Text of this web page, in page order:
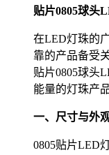
贴片0805球头
在LED灯珠的
靠的产品备受
贴片0805球头
能量的灯珠产品
一、尺寸与外
0805贴片LED